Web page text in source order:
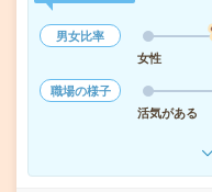
男女比率
女性
職場の様子
活気がある